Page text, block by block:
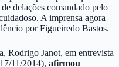
delações comandado pelo
A imprensa agora
por Figueiredo Bastos.
Rodrigo Janot, em entrevista
11/2014), afirmou